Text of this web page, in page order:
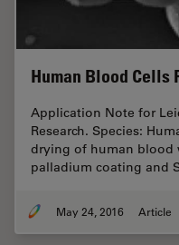
Human Blood Cells
Application Note for
Research. Species:
drying of human blood
palladium coating and
May 24, 2016 Article